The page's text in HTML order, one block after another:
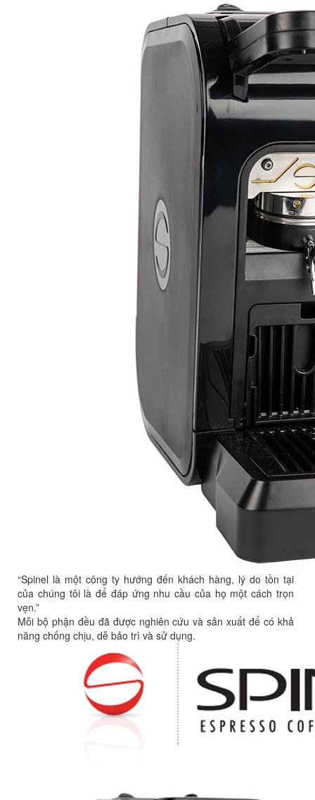
“Spinel là một công ty hướng đến khách hàng, lý do tồn tại
của chúng tôi là để đáp ứng nhu cầu của họ một cách trọn
vẹn.”
Mỗi bộ phận đều đã được nghiên cứu và sản xuất để có khả
năng chống chịu, dễ bảo trì và sử dụng.